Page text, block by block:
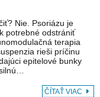
Nie. Psoriázu je
potrebné odstrániť
terapia
rieši príčinu
epitelové bunky
ČÍTAŤ VIAC